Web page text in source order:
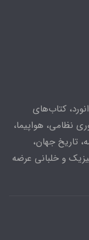
کتاب‌های
نظامی، هواپیما،
تاریخ جهان،
و خلبانی عرضه